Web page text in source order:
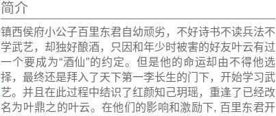
简介
镇西侯府小公子百里东君自幼顽劣，不好诗书不读兵法不
学武艺，却独好酿酒，只因和年少时被害的好友叶云有过
一个要成为“酒仙”的约定。但是他的命运却由不得他选
择，最终还是拜入了天下第一李长生的门下，开始学习武
艺。并且在此过程中结识了红颜知己玥瑶，重逢了已经改
名为叶鼎之的叶云。在他们的影响和激励下, 百里东君开